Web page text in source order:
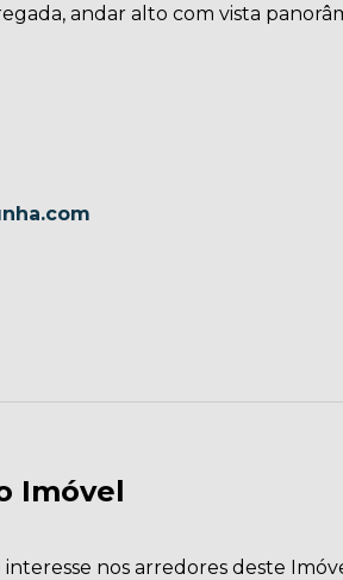
andar alto com vista
Imóvel
nos arredores deste